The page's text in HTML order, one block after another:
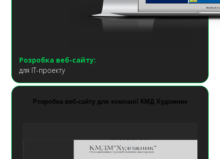
Розробка веб-сайту:
для ІТ-проекту
Розробка веб-сайту для компанії КМД Художник